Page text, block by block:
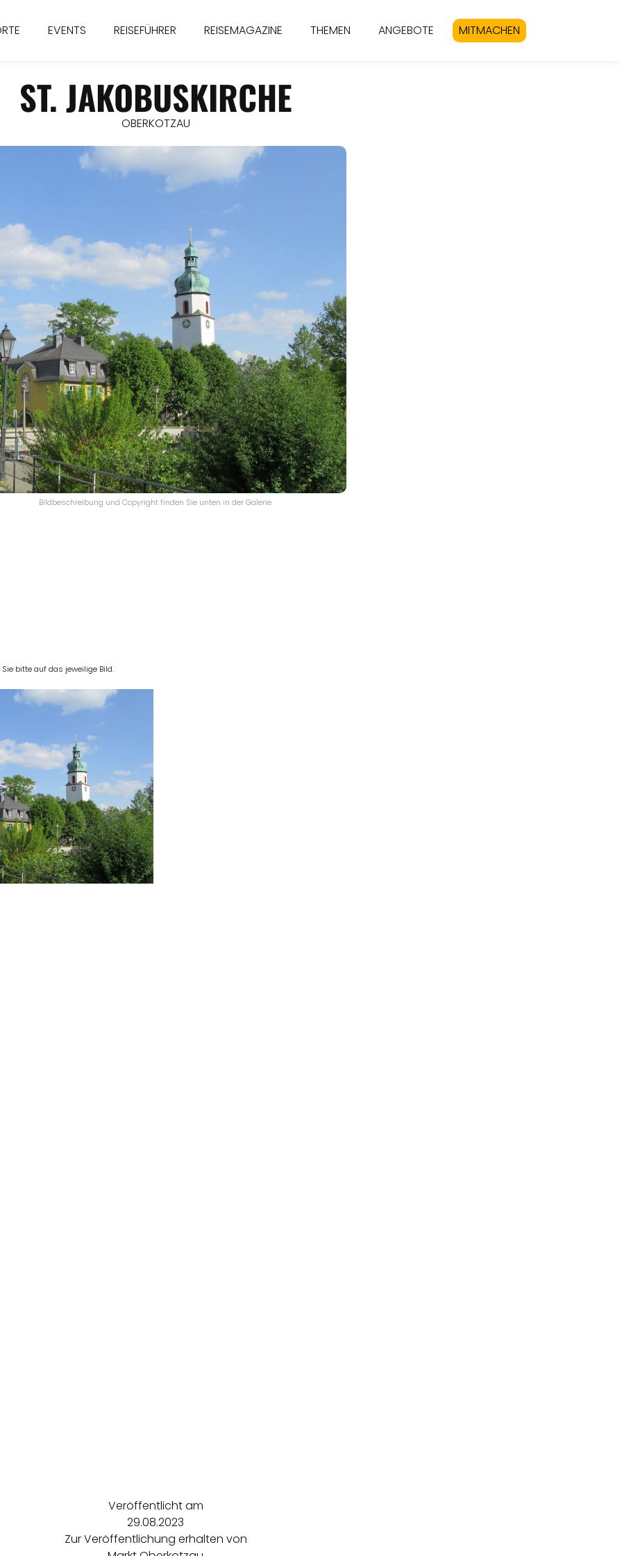
EVENTS REISEFÜHRER REISEMAGAZINE THEMEN ANGEBOTE MITMACHEN
ST. JAKOBUSKIRCHE
OBERKOTZAU
Bildbeschreibung und Copyright finden Sie unten in der Galerie.
bitte auf das jeweilige Bild.
Veröffentlicht am
29.08.2023
Zur Veröffentlichung erhalten von